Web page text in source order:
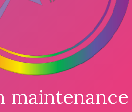
maintenance